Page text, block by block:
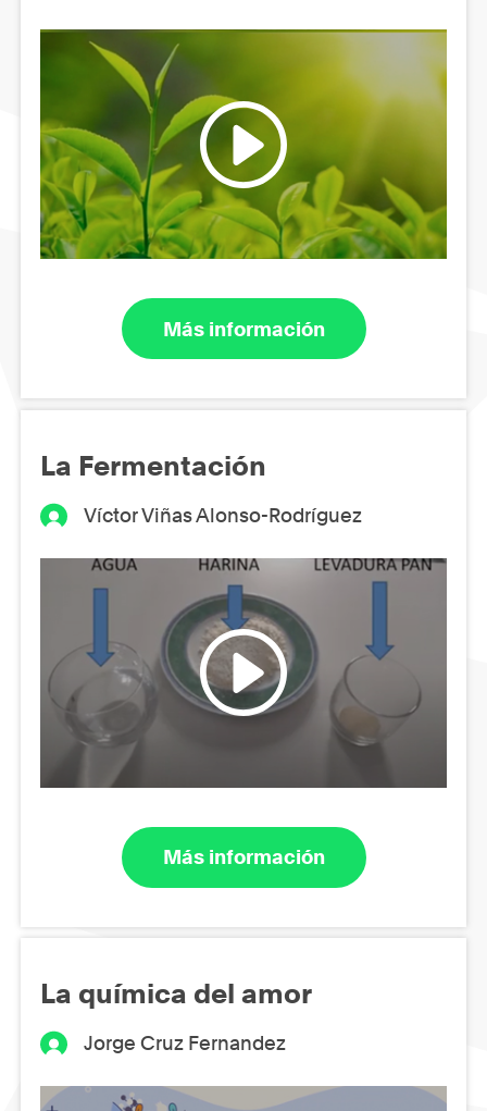
Más información
La Fermentación
Víctor Viñas Alonso-Rodríguez
Más información
La química del amor
Jorge Cruz Fernandez